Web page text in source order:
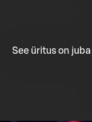
See üritus on